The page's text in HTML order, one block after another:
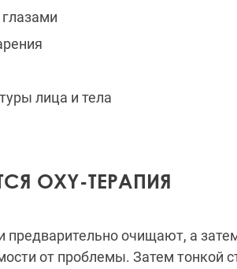
лица и тела
OXY-ТЕРАПИЯ
предварительно очищают, а
от проблемы. Затем тонкой